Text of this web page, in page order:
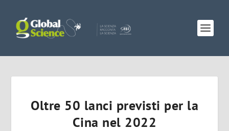
Oltre 50 lanci previsti per la
Cina nel 2022